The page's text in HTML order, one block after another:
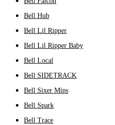
Bell Hub
Bell Lil Ripper
Bell Lil Ripper Baby
Bell Local
Bell SIDETRACK
Bell Sixer Mips
Bell Spark
Bell Trace